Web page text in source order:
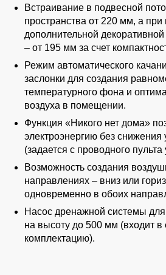
Встраивание в подвесной
пространства от 220 мм, а
дополнительной
– от 195 мм за счет
Режим автоматического
заслонки для создания
температурного фона и
воздуха в помещении.
Функция «Никого нет дома»
электроэнергию без
(задается с проводного
Возможность создания
направлениях – вниз или
одновременно в обоих
Насос дренажной системы
на высоту до 500 мм (входит в
комплектацию).